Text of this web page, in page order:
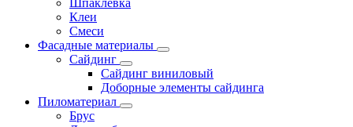
Шпаклевка
Клеи
Смеси
Фасадные материалы
Сайдинг
Сайдинг виниловый
Доборные элементы сайдинга
Пиломатериал
Брус